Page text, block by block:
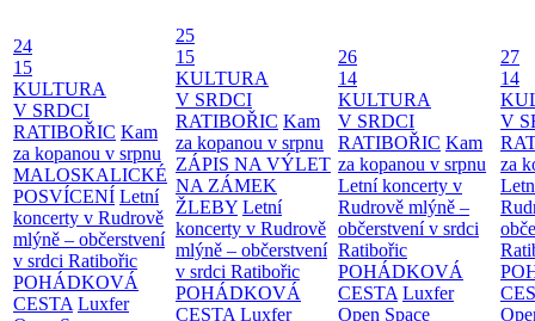
24
15
KULTURA
V SRDCI
RATIBOŘIC Kam
za kopanou v srpnu
MALOSKALICKÉ
POSVÍCENÍ Letní
koncerty v Rudrově
mlýně – občerstvení
v srdci Ratibořic
POHÁDKOVÁ
CESTA Luxfer
25
15
KULTURA
V SRDCI
RATIBOŘIC Kam
za kopanou v srpnu
ZÁPIS NA VÝLET
NA ZÁMEK
ŽLEBY Letní
koncerty v Rudrově
mlýně – občerstvení
v srdci Ratibořic
POHÁDKOVÁ
CESTA Luxfer
26
14
KULTURA
V SRDCI
RATIBOŘIC Kam
za kopanou v srpnu
Letní koncerty v
Rudrově mlýně –
občerstvení v srdci
Ratibořic
POHÁDKOVÁ
CESTA Luxfer
Open Space
27
14
V
za